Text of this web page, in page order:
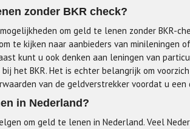
zonder BKR check?
om geld te lenen zonder BKR-
te kijken naar aanbieders van minileningen
kunt u ook denken aan leningen van
het BKR. Het is echter belangrijk om
van de geldverstrekker voordat u
in Nederland?
om geld te lenen in Nederland. Veel